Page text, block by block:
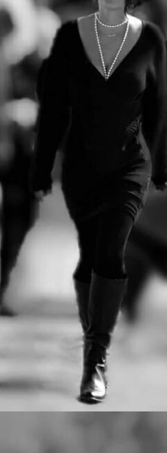
Η απόλυτη θεατρική ανατροπή
του καλοκαιριού ταξιδεύει! Ο
μετρ των
μεγάλων τηλεοπτικών και
θεατρικών επιτυχιών,
σκηνοθετεί το κορυφαίο έργο
του Βρετανού συγγραφέα
Ντέιβιντ Τρίστραμ, «Ο
Επιθεωρητής Ντρέικ και η
Μαύρη Χήρα».
Ο